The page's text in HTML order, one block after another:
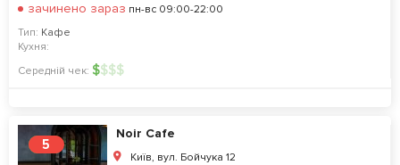
зачинено зараз пн-вс 09:00-22:00
Тип: Кафе
Кухня:
Середній чек: $$$$
5
Noir Cafe
Київ, вул. Бойчука 12